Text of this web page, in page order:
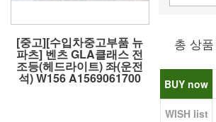
[중고][수입차중고부품 뉴
파츠] 벤츠 GLA클래스 전
조등(헤드라이트) 좌(운전
석) W156 A1569061700
총 상
BUY now
WISH list